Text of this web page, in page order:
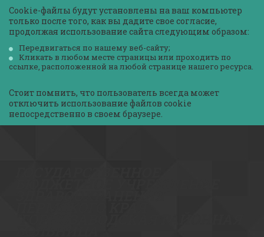
Cookie-файлы будут установлены на ваш компьютер
только после того, как вы дадите свое согласие,
продолжая использование сайта следующим образом:
Передвигаться по нашему веб-сайту;
Кликать в любом месте страницы или проходить по
ссылке, расположенной на любой странице нашего ресурса.
Стоит помнить, что пользователь всегда может
отключить использование файлов cookie
непосредственно в своем браузере.